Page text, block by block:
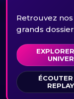
Retrouvez
grands
ÉCOUTER